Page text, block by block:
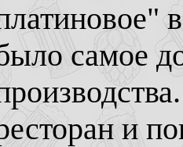
самое
и